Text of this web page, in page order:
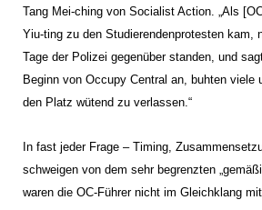
Tang Mei-ching von Socialist Action. „Als
Yiu-ting zu den Studierendenprotesten kam,
Tage der Polizei gegenüber standen, und
Beginn von Occupy Central an, buhten viele
den Platz wütend zu verlassen.“
In fast jeder Frage – Timing,
schweigen von dem sehr begrenzten
waren die OC-Führer nicht im Gleichklang